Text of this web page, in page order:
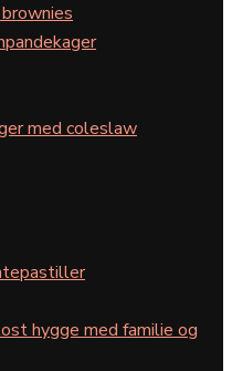
med coleslaw
hygge med familie og